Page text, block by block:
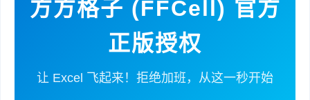
方方格子 (FFCell) 官方
正版授权
让 Excel 飞起来！拒绝加班，从这一秒开始